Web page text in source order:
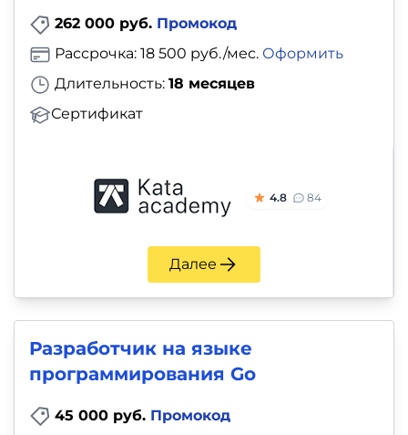
262 000 руб. Промокод
Длительность: 18 месяцев
Сертификат
Рассрочка: 18 500 руб./мес. Оформить
4.8 84
Далее
Разработчик на языке
программирования Go
45 000 руб. Промокод